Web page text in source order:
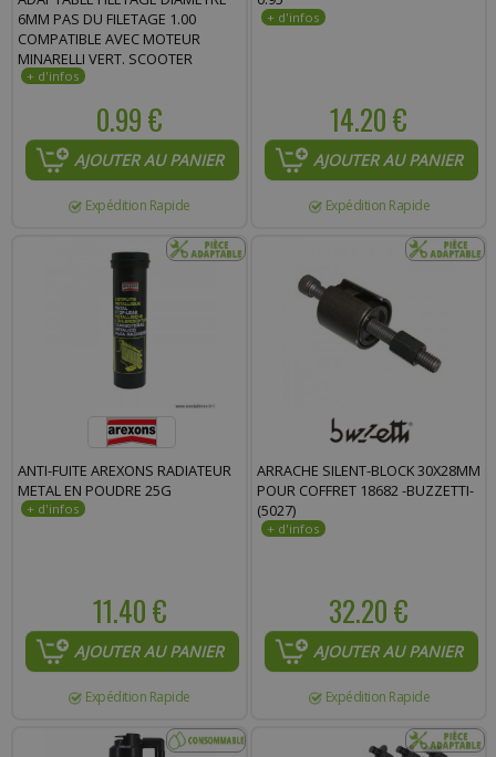
6MM PAS DU FILETAGE 1.00
COMPATIBLE AVEC MOTEUR
MINARELLI VERT. SCOOTER
MBK/YAMAHA BOOSTER/BWS
0.99 €
AJOUTER AU PANIER
Expédition Rapide
14.20 €
AJOUTER AU PANIER
Expédition Rapide
ANTI-FUITE AREXONS RADIATEUR
METAL EN POUDRE 25G
11.40 €
AJOUTER AU PANIER
Expédition Rapide
ARRACHE SILENT-BLOCK 30X28MM
POUR COFFRET 18682 -BUZZETTI-
(5027)
32.20 €
AJOUTER AU PANIER
Expédition Rapide